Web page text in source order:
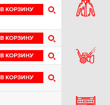
В КОРЗИНУ
В КОРЗИНУ
В КОРЗИНУ
В КОРЗИНУ